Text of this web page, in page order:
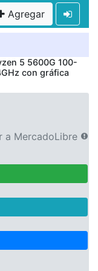
Agregar
5 5600G 100-
con gráfica
a MercadoLibre